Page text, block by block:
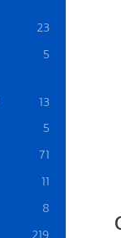
23
5
13
5
71
11
8